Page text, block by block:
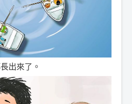
出來了。